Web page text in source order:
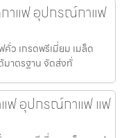
กาแฟ อุปกรณ์กาแฟ
ว เกรดพรีเมี่ยม เมล็ด
มาตรฐาน จัดส่งทั่
แฟ อุปกรณ์กาแฟ แฟ